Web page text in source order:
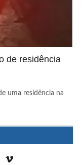
de residência
uma residência na